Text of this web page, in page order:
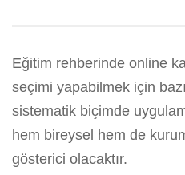
Eğitim rehberinde online
seçimi yapabilmek için
sistematik biçimde
hem bireysel hem de
gösterici olacaktır.